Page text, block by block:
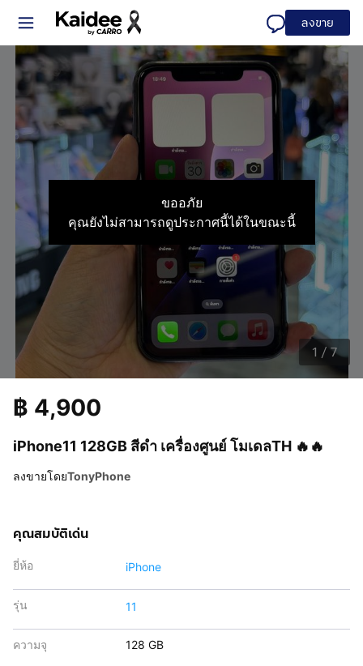
ลงขาย
ขออภัย
คุณยังไม่สามารถดูประกาศนี้ได้ในขณะนี้
1 /7
iPhone11 128GB สีดำ เครื่องศูนย์ โมเดลTH 🔥🔥
฿ 4,900
ลงขายโดยTonyPhone
คุณสมบัติเด่น
ยี่ห้อ iPhone
รุ่น 11
ความจุ 128 GB